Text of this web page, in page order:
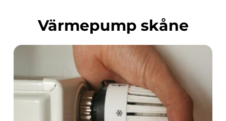
Värmepump skåne